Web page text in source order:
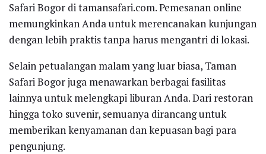
Safari Bogor di tamansafari.com. Pemesanan online
memungkinkan Anda untuk merencanakan kunjungan
dengan lebih praktis tanpa harus mengantri di lokasi.
Selain petualangan malam yang luar biasa, Taman
Safari Bogor juga menawarkan berbagai fasilitas
lainnya untuk melengkapi liburan Anda. Dari restoran
hingga toko suvenir, semuanya dirancang untuk
memberikan kenyamanan dan kepuasan bagi para
pengunjung.